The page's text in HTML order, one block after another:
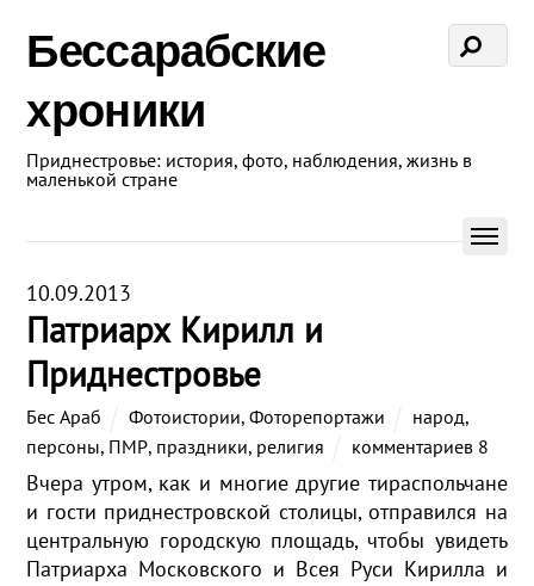
Бессарабские
хроники
Приднестровье: история, фото, наблюдения, жизнь в
маленькой стране
10.09.2013
Патриарх Кирилл и
Приднестровье
Бес Араб Фотоистории,Фоторепортажи народ,
персоны, ПМР, праздники, религия комментариев 8
Вчера утром, как и многие другие тираспольчане
и гости приднестровской столицы, отправился на
центральную городскую площадь, чтобы увидеть
Патриарха Московского и Всея Руси Кирилла и